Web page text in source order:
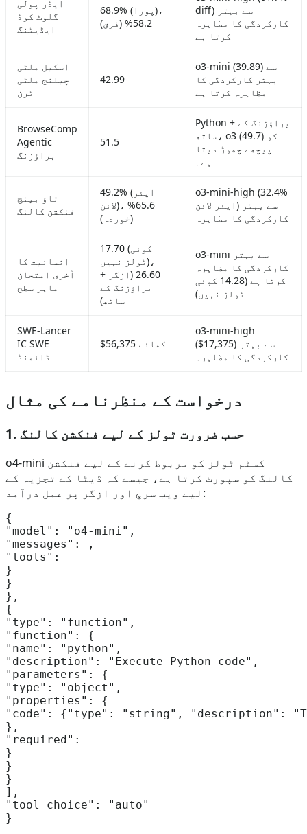
ایڈر پولی
گلوٹ کوڈ
ایڈیٹنگ
68.9% (پورا)،
58.2% (فرق)
diff) سے بہتر
کارکردگی کا مظاہرہ
کرتا ہے
اسکیل ملٹی
چیلنج ملٹی
ٹرن
42.99
o3-mini (39.89) سے
بہتر کارکردگی کا
مظاہرہ کرتا ہے
BrowseComp
Agentic
براؤزنگ
51.5
Python + براؤزنگ کے
ساتھ، o3 (49.7) کو
پیچھے چھوڑ دیتا
ہے۔
تاؤ بینچ
فنکشن کالنگ
49.2% (ایئر
لائن)، 65.6%
(خوردہ)
o3-mini-high (32.4%
ایئر لائن) سے بہتر
کارکردگی کا مظاہرہ
انسانیت کا
آخری امتحان
ماہر سطح
17.70 (کوئی
ٹولز نہیں)،
26.60 (ازگر +
براؤزنگ کے
ساتھ)
o3-mini سے بہتر
کارکردگی کا مظاہرہ
کرتا ہے (14.28 کوئی
ٹولز نہیں)
SWE-Lancer
IC SWE
ڈائمنڈ
$56,375 کمائے
o3-mini-high
($17,375) سے بہتر
کارکردگی کا مظاہرہ
درخواست کے منظرنامے کی مثال
1. حسب ضرورت ٹولز کے لیے فنکشن کالنگ
o4-mini کسٹم ٹولز کو مربوط کرنے کے لیے فنکشن
کالنگ کو سپورٹ کرتا ہے، جیسے کہ ڈیٹا کے تجزیہ کے
لیے ویب سرچ اور ازگر پر عمل درآمد:
{
"model": "o4-mini",
"messages": ,
"tools":
}
}
},
{
"type": "function",
"function": {
"name": "python",
"description": "Execute Python code",
"parameters": {
"type": "object",
"properties": {
"code": {"type": "string", "description":
},
"required":
}
}
}
],
"tool_choice": "auto"